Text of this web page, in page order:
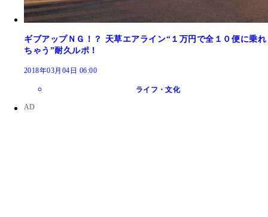
ギブアップＮＧ！？ 天草エアライン“１万円で全１０便に乗れ
ちゃう”耐久ルポ！
2018年03月04日 06:00
ライフ・文化